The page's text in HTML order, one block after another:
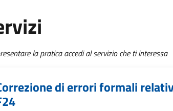
la pratica accedi al servizio che ti interessa
di errori formali